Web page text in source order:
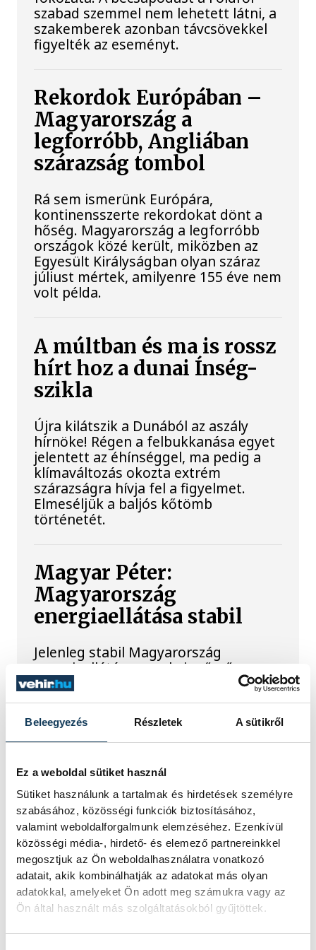
Beleegyezés Részletek A sütikről
Ez a weboldal sütiket használ
Sütiket használunk a tartalmak és hirdetések személyre
szabásához, közösségi funkciók biztosításához,
valamint weboldalforgalmunk elemzéséhez. Ezenkívül
közösségi média-, hirdető- és elemező partnereinkkel
megosztjuk az Ön weboldalhasználatra vonatkozó
adatait, akik kombinálhatják az adatokat más olyan
adatokkal, amelyeket Ön adott meg számukra vagy az
Ön által használt más szolgáltatásokból gyűjtöttek.
szabad szemmel nem lehetett látni, a
szakemberek azonban távcsövekkel
figyelték az eseményt.
Rekordok Európában –
Magyarország a
legforróbb, Angliában
szárazság tombol
Rá sem ismerünk Európára,
kontinensszerte rekordokat dönt a
hőség. Magyarország a legforróbb
országok közé került, miközben az
Egyesült Királyságban olyan száraz
júliust mértek, amilyenre 155 éve nem
volt példa.
A múltban és ma is rossz
hírt hoz a dunai Ínség-
szikla
Újra kilátszik a Dunából az aszály
hírnöke! Régen a felbukkanása egyet
jelentett az éhínséggel, ma pedig a
klímaváltozás okozta extrém
szárazságra hívja fel a figyelmet.
Elmeséljük a baljós kőtömb
történetét.
Magyar Péter:
Magyarország
energiaellátása stabil
Jelenleg stabil Magyarország
energiaellátása, a paksi erőmű
munkatársai azon dolgoznak, hogy az
utolsó még termelő turbina
hibamentesen működjön - közölte a
miniszterelnök a paksi erőműnél tett
keddi látogatása során.
Játék közben fedezik fel
a tudomány világát a
veszprémi gyerekek
Látványos kísérletek, kreatív
feladatok és sok-sok élmény várja a
gyerekeket a veszprémi Tinker